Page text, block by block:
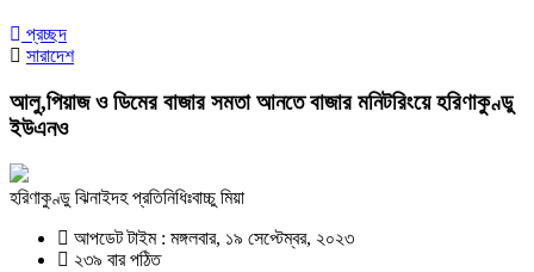
প্রচ্ছদ
সারাদেশ
আলু,পিয়াজ ও ডিমের বাজার সমতা আনতে বাজার মনিটরিংয়ে হরিণাকুণ্ডু
ইউএনও
হরিণাকুণ্ডু ঝিনাইদহ প্রতিনিধিঃবাচ্চু মিয়া
আপডেট টাইম : মঙ্গলবার, ১৯ সেপ্টেম্বর, ২০২৩
২৩৯ বার পঠিত